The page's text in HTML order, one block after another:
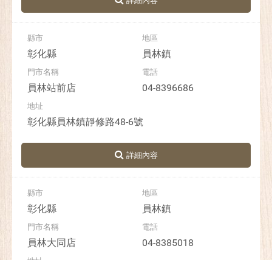
彰化縣 員林鎮
員林站前店 04-8396686
彰化縣員林鎮靜修路48-6號
彰化縣 員林鎮
員林大同店 04-8385018